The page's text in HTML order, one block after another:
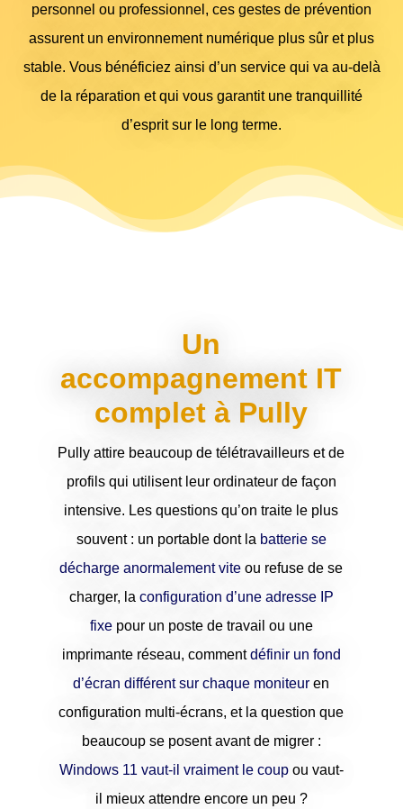
personnel ou professionnel, ces gestes de prévention
assurent un environnement numérique plus sûr et plus
stable. Vous bénéficiez ainsi d’un service qui va au-delà
de la réparation et qui vous garantit une tranquillité
d’esprit sur le long terme.
Un
accompagnement IT
complet à Pully
Pully attire beaucoup de télétravailleurs et de
profils qui utilisent leur ordinateur de façon
intensive. Les questions qu’on traite le plus
souvent : un portable dont la batterie se
décharge anormalement vite ou refuse de se
charger, la configuration d’une adresse IP
fixepour un poste de travail ou une
imprimante réseau, commentdéfinir un fond
d’écran différent sur chaque moniteur en
configuration multi-écrans, et la question que
beaucoup se posent avant de migrer :
Windows 11 vaut-il vraiment le coupou vaut-
il mieux attendre encore un peu ?